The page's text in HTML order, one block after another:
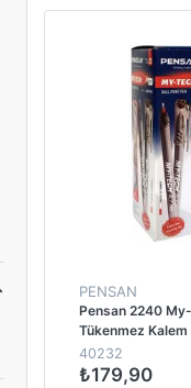
PENSAN
Pensan 2240
Tükenmez
mm - Kırmızı (25
40232
₺179,90